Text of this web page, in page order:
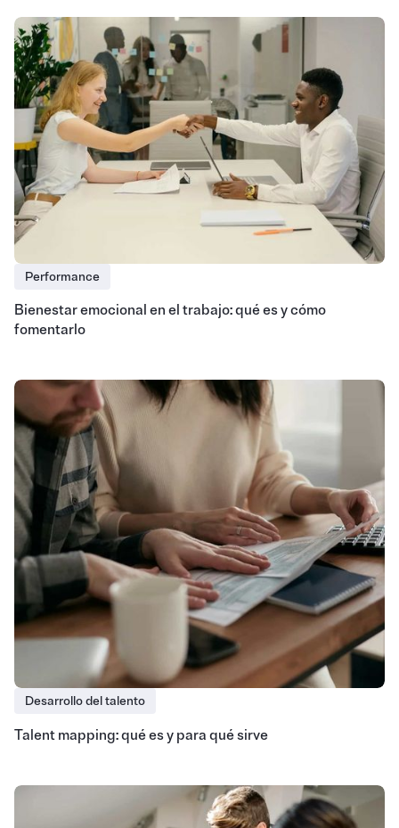
Performance
Bienestar emocional en el trabajo: qué es y cómo
fomentarlo
Desarrollo del talento
Talent mapping: qué es y para qué sirve